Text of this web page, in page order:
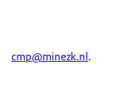
cmp@minezk.nl.